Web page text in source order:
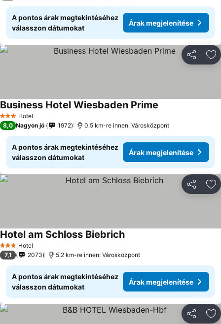
A pontos árak megtekintéséhez
válasszon dátumokat
Árak megjelenítése
3 Kategória
Hotel
Business Hotel Wiesbaden Prime
8,0 Nagyon jó 1972 0.5 km-re innen: Városközpont
A pontos árak megtekintéséhez
válasszon dátumokat
Árak megjelenítése
3 Kategória
Hotel
Hotel am Schloss Biebrich
7,1 2073 5.2 km-re innen: Városközpont
A pontos árak megtekintéséhez
válasszon dátumokat
Árak megjelenítése